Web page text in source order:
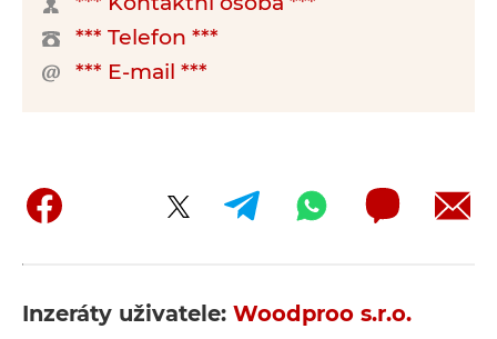
*** Telefon ***
*** E-mail ***
Inzeráty uživatele: Woodproo s.r.o.